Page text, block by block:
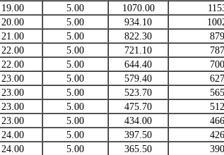
19.00 5.00 1070.00
20.00 5.00 934.10
21.00 5.00 822.30
22.00 5.00 721.10
22.00 5.00 644.40
23.00 5.00 579.40
23.00 5.00 523.70
23.00 5.00 475.70
23.00 5.00 434.00
24.00 5.00 397.50
24.00 5.00 365.50